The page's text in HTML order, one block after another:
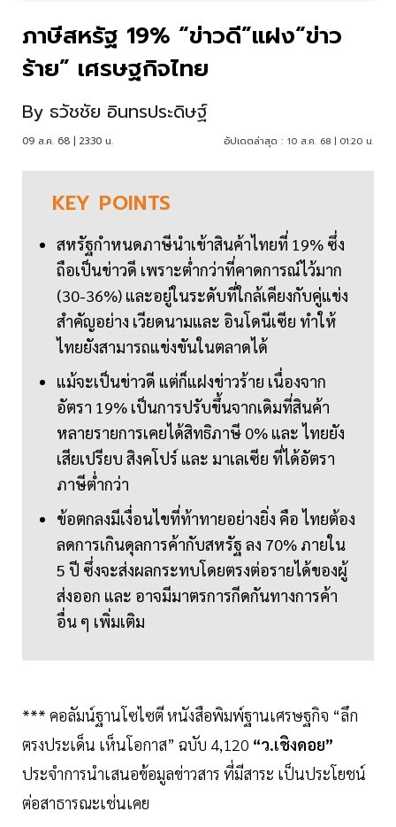
ภาษีสหรัฐ 19% “ข่าวดี”แฝง“ข่าว
ร้าย” เศรษฐกิจไทย
By ธวัชชัย อินทรประดิษฐ์
09 ส.ค. 68 | 23:30 น. อัปเดตล่าสุด : 10 ส.ค. 68 | 01:20 น.
KEY POINTS
สหรัฐกำหนดภาษีนำเข้าสินค้าไทยที่ 19% ซึ่ง
ถือเป็นข่าวดี เพราะต่ำกว่าที่คาดการณ์ไว้มาก
(30-36%) และอยู่ในระดับที่ใกล้เคียงกับคู่แข่ง
สำคัญอย่าง เวียดนามและ อินโดนีเซีย ทำให้
ไทยยังสามารถแข่งขันในตลาดได้
แม้จะเป็นข่าวดี แต่ก็แฝงข่าวร้าย เนื่องจาก
อัตรา 19% เป็นการปรับขึ้นจากเดิมที่สินค้า
หลายรายการเคยได้สิทธิภาษี 0% และ ไทยยัง
เสียเปรียบ สิงคโปร์ และ มาเลเซีย ที่ได้อัตรา
ภาษีต่ำกว่า
ข้อตกลงมีเงื่อนไขที่ท้าทายอย่างยิ่ง คือ ไทยต้อง
ลดการเกินดุลการค้ากับสหรัฐ ลง 70% ภายใน
5 ปี ซึ่งจะส่งผลกระทบโดยตรงต่อรายได้ของผู้
ส่งออก และ อาจมีมาตรการกีดกันทางการค้า
อื่น ๆ เพิ่มเติม
*** คอลัมน์ฐานโซไซตี หนังสือพิมพ์ฐานเศรษฐกิจ “ลึก
ตรงประเด็น เห็นโอกาส” ฉบับ 4,120 “ว.เชิงดอย”
ประจำการนำเสนอข้อมูลข่าวสาร ที่มีสาระ เป็นประโยชน์
ต่อสาธารณะเช่นเคย